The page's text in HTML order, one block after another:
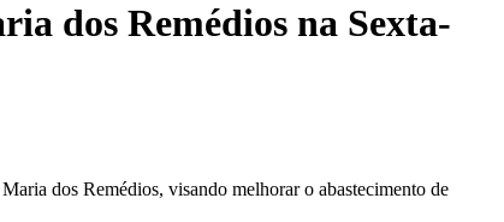
dos Remédios na Sexta-
dos Remédios, visando melhorar o abastecimento de